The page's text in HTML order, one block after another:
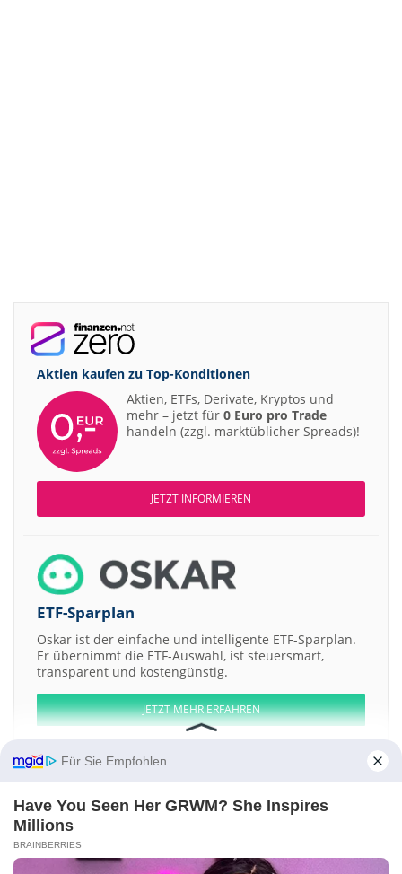
Aktien kaufen zu Top-Konditionen
Aktien, ETFs, Derivate, Kryptos und
mehr – jetzt für 0 Euro pro Trade
handeln (zzgl. marktüblicher Spreads)!
JETZT INFORMIEREN
ETF-Sparplan
Oskar ist der einfache und intelligente ETF-Sparplan.
Er übernimmt die ETF-Auswahl, ist steuersmart,
transparent und kostengünstig.
JETZT MEHR ERFAHREN
Aktien ATX DAX EuroStoxx 50 Dow Jones NASDAQ 100 Nikkei 225
Weitere Aktien:
Für Sie Empfohlen
Have You Seen Her GRWM? She Inspires
Millions
BRAINBERRIES